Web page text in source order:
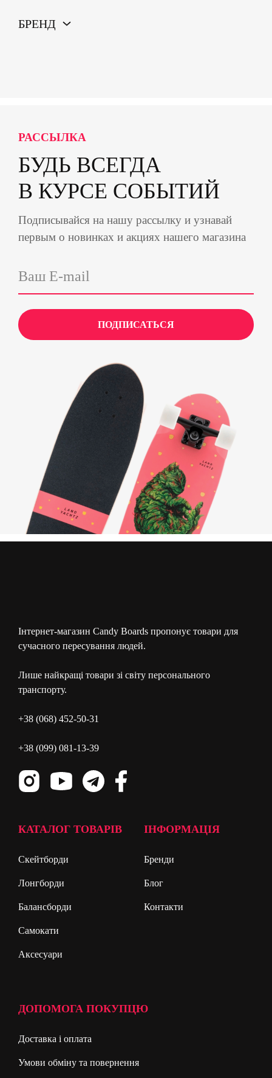
БРЕНД
РАССЫЛКА
БУДЬ ВСЕГДА
В КУРСЕ СОБЫТИЙ
Подписывайся на нашу рассылку и узнавай
первым о новинках и акциях нашего магазина
Інтернет-магазин Candy Boards пропонує товари для
сучасного пересування людей.
Лише найкращі товари зі світу персонального
транспорту.
+38 (068) 452-50-31
+38 (099) 081-13-39
КАТАЛОГ ТОВАРІВ
Скейтборди
Лонгборди
Балансборди
Самокати
Аксесуари
ІНФОРМАЦІЯ
Бренди
Блог
Контакти
ДОПОМОГА ПОКУПЦЮ
Доставка і оплата
Умови обміну та повернення